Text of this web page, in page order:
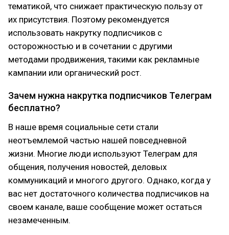
тематикой, что снижает практическую пользу от
их присутствия. Поэтому рекомендуется
использовать накрутку подписчиков с
осторожностью и в сочетании с другими
методами продвижения, такими как рекламные
кампании или органический рост.
Зачем нужна накрутка подписчиков Телеграм
бесплатно?
В наше время социальные сети стали
неотъемлемой частью нашей повседневной
жизни. Многие люди используют Телеграм для
общения, получения новостей, деловых
коммуникаций и многого другого. Однако, когда у
вас нет достаточного количества подписчиков на
своем канале, ваше сообщение может остаться
незамеченным.